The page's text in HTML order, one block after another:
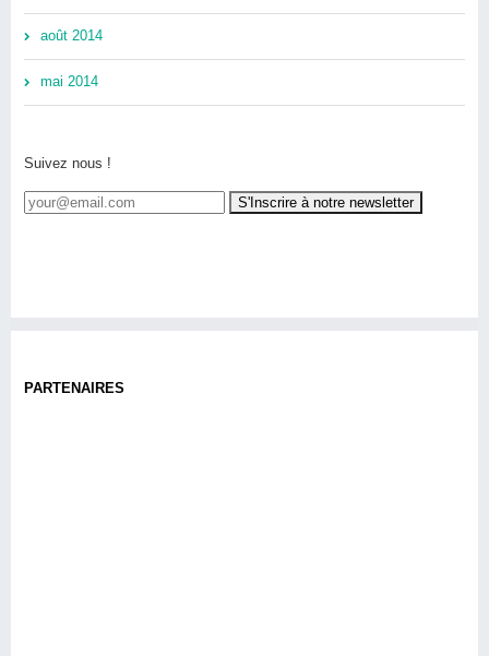
août 2014
mai 2014
Suivez nous !
PARTENAIRES